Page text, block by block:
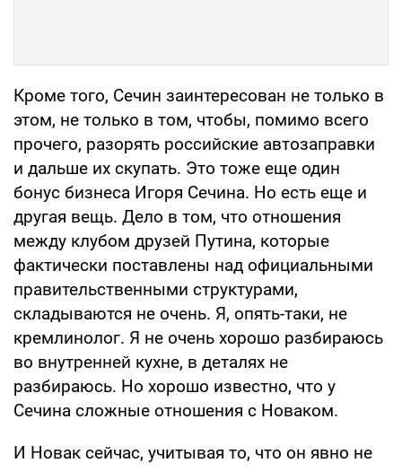
Кроме того, Сечин заинтересован не только в
этом, не только в том, чтобы, помимо всего
прочего, разорять российские автозаправки
и дальше их скупать. Это тоже еще один
бонус бизнеса Игоря Сечина. Но есть еще и
другая вещь. Дело в том, что отношения
между клубом друзей Путина, которые
фактически поставлены над официальными
правительственными структурами,
складываются не очень. Я, опять-таки, не
кремлинолог. Я не очень хорошо разбираюсь
во внутренней кухне, в деталях не
разбираюсь. Но хорошо известно, что у
Сечина сложные отношения с Новаком.
И Новак сейчас, учитывая то, что он явно не